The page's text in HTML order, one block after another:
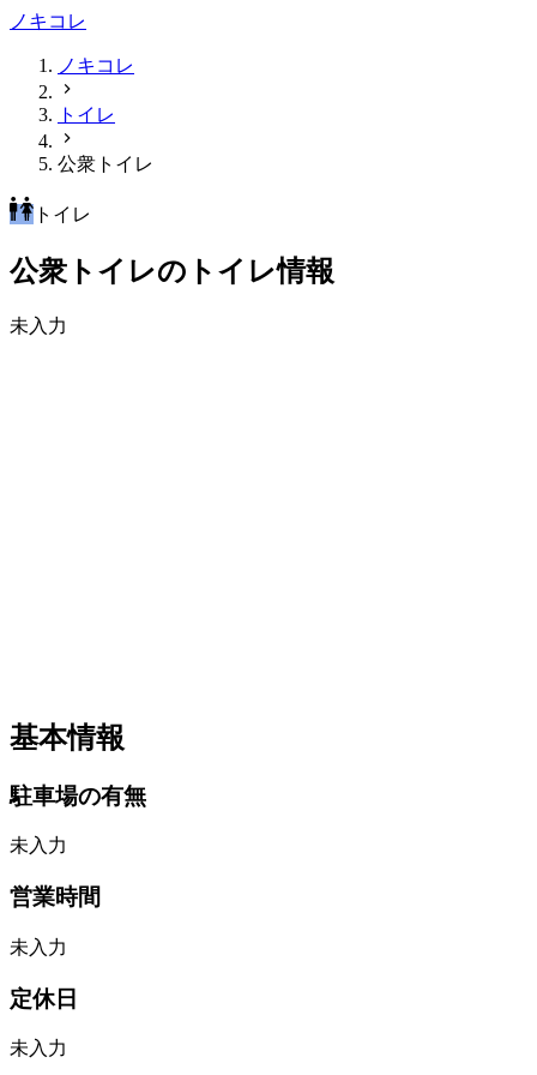
ノキコレ
ノキコレ
トイレ
公衆トイレ
トイレ
公衆トイレのトイレ情報
未入力
基本情報
駐車場の有無
未入力
営業時間
未入力
定休日
未入力